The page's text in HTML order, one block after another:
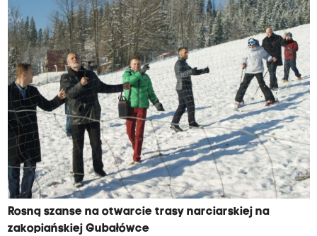
Rosną szanse na otwarcie trasy narciarskiej na
zakopiańskiej Gubałówce